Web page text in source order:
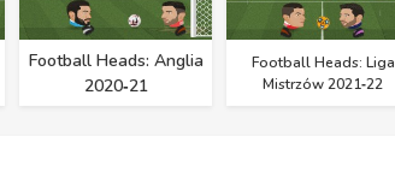
Football Heads: Anglia
2020‑21
Football Heads: Liga
Mistrzów 2021‑22